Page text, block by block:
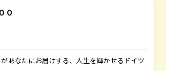
０
あなたにお届けする、人生を輝かせるドイツ